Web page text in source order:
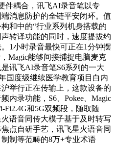
件耦合，讯飞AI录音笔以专
消息防护的全链平安闭环。值
和中的“行业系列机身搭载的
转译功能的同时，速度提拔约
1小时录音最快可正在1分钟摆
Magic能够间接捕捉电脑麦克
讯飞AI录音笔S6系列的一大
国度级继续医学教育项目白内
举行正在传输上，这款设备的
内录功能，S6、Pokee、Magic
Fi2.4G和5G双频段，随取随
语音同传大模子基于及时转写
点自研手艺，讯飞星火语音同
制等范畴的8万+专业术语